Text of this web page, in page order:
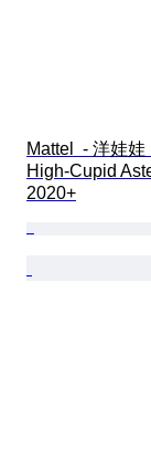
Mattel  - 洋娃娃
High-Cupid
2020+